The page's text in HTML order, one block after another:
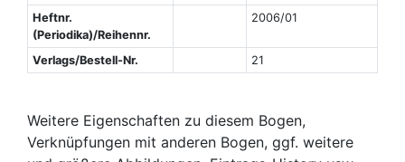
Heftnr.
(Periodika)/Reihennr.
2006/01
Verlags/Bestell-Nr. 21
Weitere Eigenschaften zu diesem Bogen,
Verknüpfungen mit anderen Bogen, ggf. weitere